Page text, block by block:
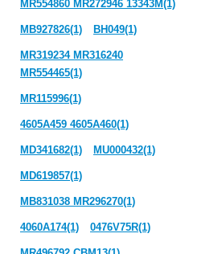
MR554860 MR272946 13343M(1)
MB927826(1) BH049(1)
MR319234 MR316240
MR554465(1)
MR115996(1)
4605A459 4605A460(1)
MD341682(1) MU000432(1)
MD619857(1)
MB831038 MR296270(1)
4060A174(1) 0476V75R(1)